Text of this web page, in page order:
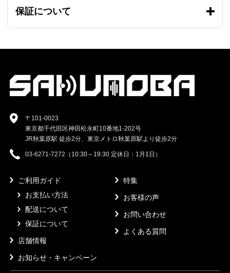
保証について
〒101-0023
東京都千代田区神田松永町10番地1-202号
JR秋葉原駅 徒歩2分、東京メトロ秋葉原駅より徒歩2分
03-6271-7272（10:30～19:30 定休日：1月1日）
ご利用ガイド
お支払い方法
配送について
保証について
店舗情報
お知らせ・キャンペーン
特集
お客様の声
お問い合わせ
よくある質問